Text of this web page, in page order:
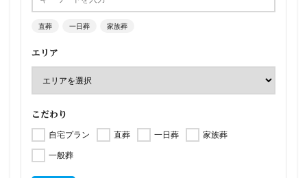
直葬 一日葬 家族葬
エリア
こだわり
自宅プラン 直葬 一日葬
家族葬
一般葬